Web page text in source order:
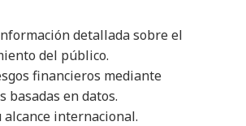
detallada sobre el
del público.
financieros mediante
basadas en datos.
internacional.